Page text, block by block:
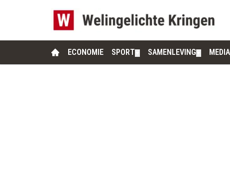
ECONOMIE SPORT SAMENLEVING MEDIA